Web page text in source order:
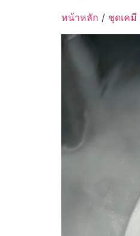
หน้าหลัก / ชุดเคมี